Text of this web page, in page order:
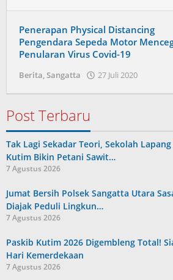
Penerapan Physical Distancing
Pengendara Sepeda Motor
Penularan Virus Covid-19
Berita,Sangatta 27 Juli 2020
Post Terbaru
Tak Lagi Sekadar Teori, Sekolah
Kutim Bikin Petani Sawit…
7 Agustus 2026
Jumat Bersih Polsek Sangatta Utara
Diajak Peduli Lingkun…
7 Agustus 2026
Paskib Kutim 2026 Digembleng Total!
Hari Kemerdekaan
7 Agustus 2026